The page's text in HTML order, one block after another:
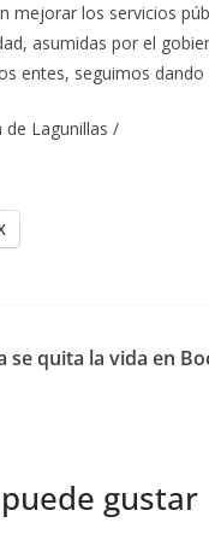
mejorar los servicios
asumidas por el
entes, seguimos
de Lagunillas /
se quita la vida en
gustar